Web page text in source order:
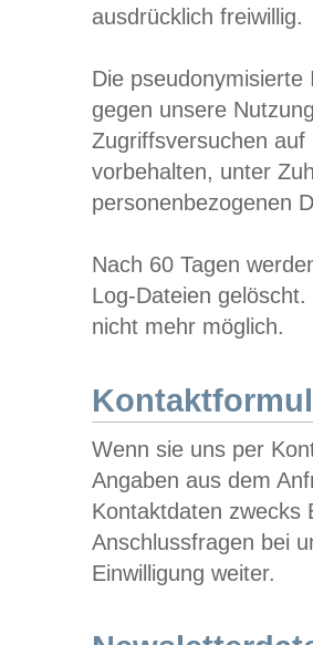
ausdrücklich freiwillig.
Die
gegen unsere
Zugriffsversuchen
vorbehalten, unter
personenbezogenen
Nach 60 Tagen
Log-Dateien
nicht mehr möglich.
Wenn sie uns per
Angaben aus dem
Kontaktdaten zwecks
Anschlussfragen bei
Einwilligung weiter.